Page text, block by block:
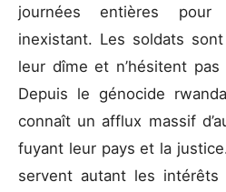
journées entières pour
inexistant. Les soldats
leur dîme et n’hésitent
Depuis le génocide
connaît un afflux massif
fuyant leur pays et la
servent autant les